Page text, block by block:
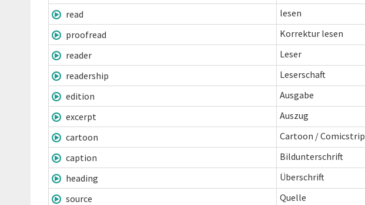
read
lesen
proofread
Korrektur lesen
reader
Leser
readership
Leserschaft
edition
Ausgabe
excerpt
Auszug
cartoon
Cartoon / Comicstrip
caption
Bildunterschrift
heading
Überschrift
source
Quelle